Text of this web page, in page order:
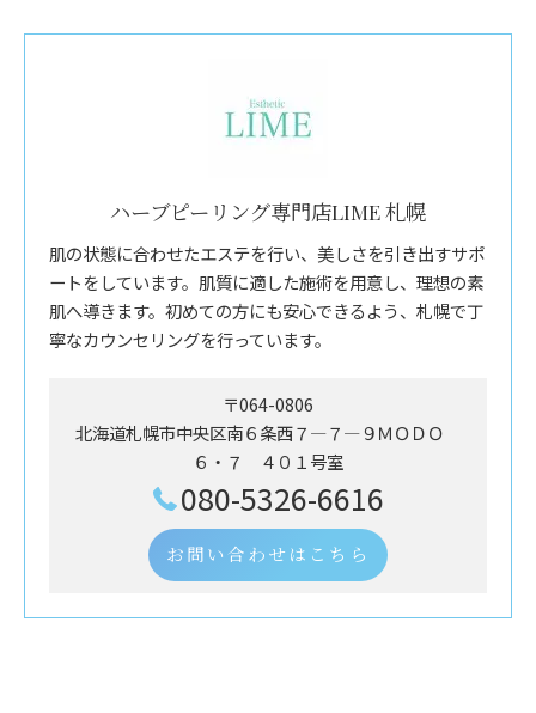
ハーブピーリング専門店LIME 札幌
肌の状態に合わせたエステを行い、美しさを引き出すサポ
ートをしています。肌質に適した施術を用意し、理想の素
肌へ導きます。初めての方にも安心できるよう、札幌で丁
寧なカウンセリングを行っています。
〒064-0806
北海道札幌市中央区南６条西７―７―９ＭＯＤＯ
６・７ ４０１号室
080-5326-6616
お問い合わせはこちら